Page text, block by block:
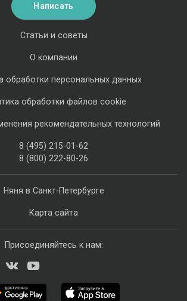
Няня в Санкт-Петербурге
Карта сайта
Статьи и советы
О компании
обработки персональных данных
обработки файлов cookie
рекомендательных технологий
8 (495) 215-01-62
8 (800) 222-80-26
Написать
Присоединяйтесь к нам: